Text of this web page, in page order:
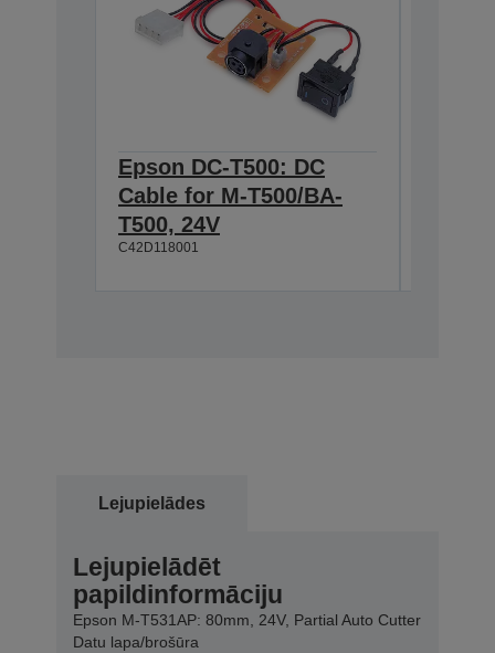
Epson DC-T500: DC
Cable for M-T500/BA-
T500, 24V
C42D118001
Lejupielādes
Lejupielādēt
papildinformāciju
Epson M-T531AP: 80mm, 24V, Partial Auto Cutter
Datu lapa/brošūra